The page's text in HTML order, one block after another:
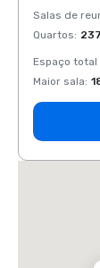
Salas de
Quartos: 237
Espaço total
Maior sala: